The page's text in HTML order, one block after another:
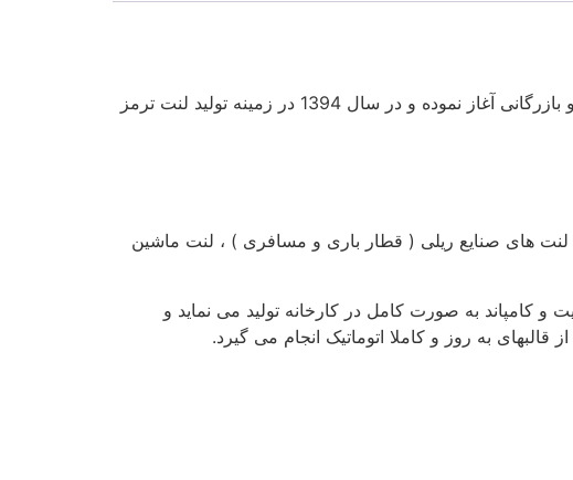
شرکت قطعه سازان مدرن تندیس در سال 1381 تاسیس و فعالیت خود را در زمینه تولید قطعات یدکی خودرو و بازرگانی آغاز نموده و در سال 1394 در زمینه تولید لنت ترمز
لنت های صنایع ریلی ( قطار باری و مسافری ) ، لنت ماشین
و کامپاند به صورت کامل در کارخانه تولید می نماید و
به روز و کاملا اتوماتیک انجام می گیرد.